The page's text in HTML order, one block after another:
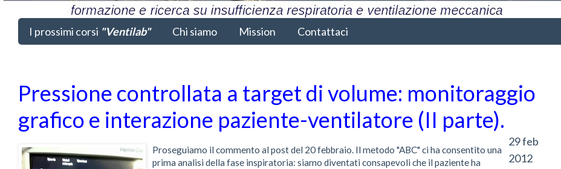
I prossimi corsi "Ventilab" Chi siamo Mission Contattaci
Pressione controllata a target di volume: monitoraggio
grafico e interazione paziente-ventilatore (II parte).
29 feb
2012
Proseguiamo il commento al post del 20 febbraio. Il metodo "ABC" ci ha consentito una
prima analisi della fase inspiratoria: siamo diventati consapevoli che il paziente ha